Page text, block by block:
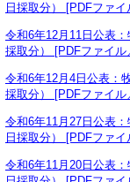
日採取分） [PDFファイ
令和6年12月11日公表
採取分） [PDFファイル
令和6年12月4日公表：
採取分） [PDFファイル
令和6年11月27日公表
日採取分） [PDFファイ
令和6年11月20日公表